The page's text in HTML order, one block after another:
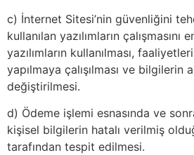
c) İnternet Sitesi’nin güvenliğini
kullanılan yazılımların çalışmasını
yazılımların kullanılması,
yapılmaya çalışılması ve bilgilerin
değiştirilmesi.
d) Ödeme işlemi esnasında ve
kişisel bilgilerin hatalı verilmiş
tarafından tespit edilmesi.